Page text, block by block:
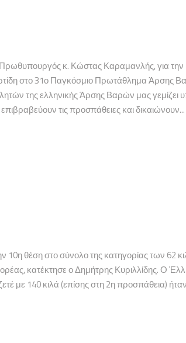
κ. Κώστας Καραμανλής, για
στο 31ο Παγκόσμιο Πρωτάθλημα Άρσης
της ελληνικής Άρσης Βαρών μας γεμίζει
τις προσπάθειες και δικαιώνουν...
θέση στο σύνολο της κατηγορίας των 62
κατέκτησε ο Δημήτρης Κυριλλίδης. Ο
με 140 κιλά (επίσης στη 2η προσπάθεια)